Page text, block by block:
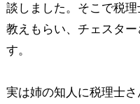
談しました。そこで税
教えもらい、チェスタ
す。
実は姉の知人に税理士